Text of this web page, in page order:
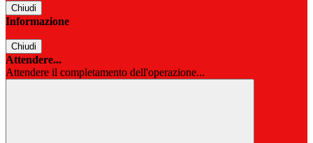
Chiudi
Informazione
Chiudi
Attendere...
Attendere il completamento dell'operazione...